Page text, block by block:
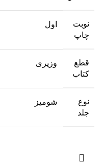
نوبت
چاپ
اول
قطع
کتاب
وزیری
نوع
جلد
شومیز